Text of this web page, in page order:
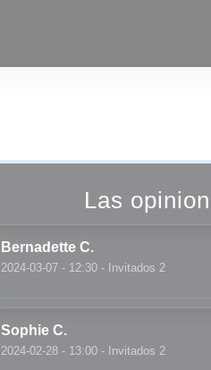
Las
Bernadette C
2024-03-07 - 12:30 - Invitados 2
Sophie C
2024-02-28 - 13:00 - Invitados 2